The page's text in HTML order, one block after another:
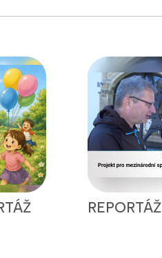
REPORTÁŽ